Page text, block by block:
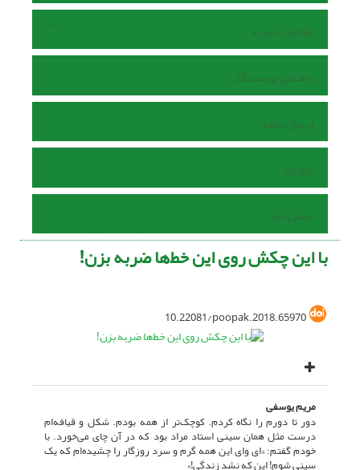
اطلاعات نشریه
راهنمای نویسندگان
ارسال مقاله
داوران
تماس با ما
با این چکش روی این خط‌ها ضربه بزن!
10.22081/poopak.2018.65970
مریم یوسفی
دور تا دورم را نگاه کردم. کوچک‌تر از همه بودم. شکل و قیافه‌ام
درست مثل همان سینی استاد مراد بود که در آن چای می‌خورد. با
خودم گفتم: «ای وای این همه گرم و سرد روزگار را چشیده‌ام که یک
سینی شوم! این که نشد زندگی!»